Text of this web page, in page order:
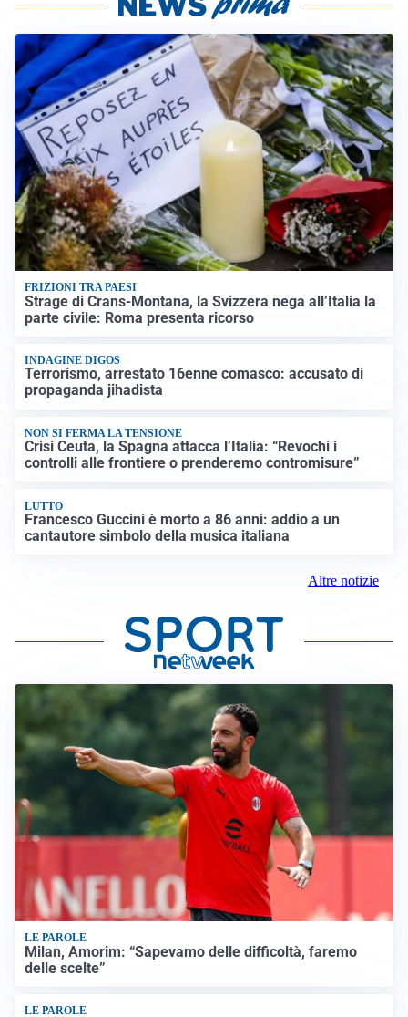
FRIZIONI TRA PAESI
Strage di Crans-Montana, la Svizzera nega all’Italia la
parte civile: Roma presenta ricorso
INDAGINE DIGOS
Terrorismo, arrestato 16enne comasco: accusato di
propaganda jihadista
NON SI FERMA LA TENSIONE
Crisi Ceuta, la Spagna attacca l’Italia: “Revochi i
controlli alle frontiere o prenderemo contromisure”
LUTTO
Francesco Guccini è morto a 86 anni: addio a un
cantautore simbolo della musica italiana
Altre notizie
LE PAROLE
Milan, Amorim: “Sapevamo delle difficoltà, faremo
delle scelte”
LE PAROLE